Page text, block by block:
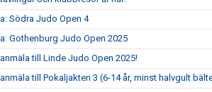
Södra Judo Open 4
Gothenburg Judo Open 2025
till Linde Judo Open 2025!
till Pokaljakten 3 (6-14 år, minst halvgult